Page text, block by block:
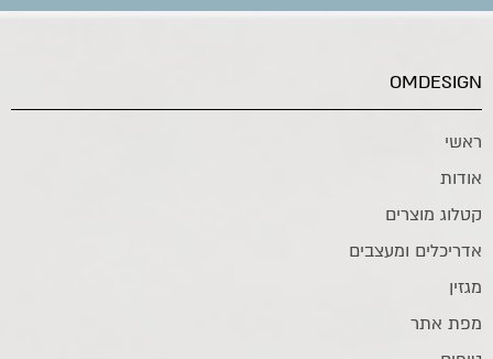
OMDESIGN
ראשי
אודות
קטלוג מוצרים
אדריכלים ומעצבים
מגזין
מפת אתר